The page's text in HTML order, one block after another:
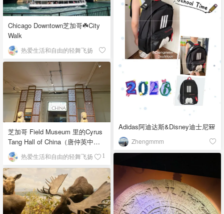
Chicago Downtown芝加哥☘️City
Walk
热爱生活和自由的轻舞飞扬
Adidas阿迪达斯&Disney迪士尼🎒
Zhengmmm
芝加哥 Field Museum 里的Cyrus
Tang Hall of China（唐仲英中国
馆） 热爱生活和自由的轻舞飞扬 1